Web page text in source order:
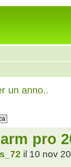
un anno..
pro
il 10 nov